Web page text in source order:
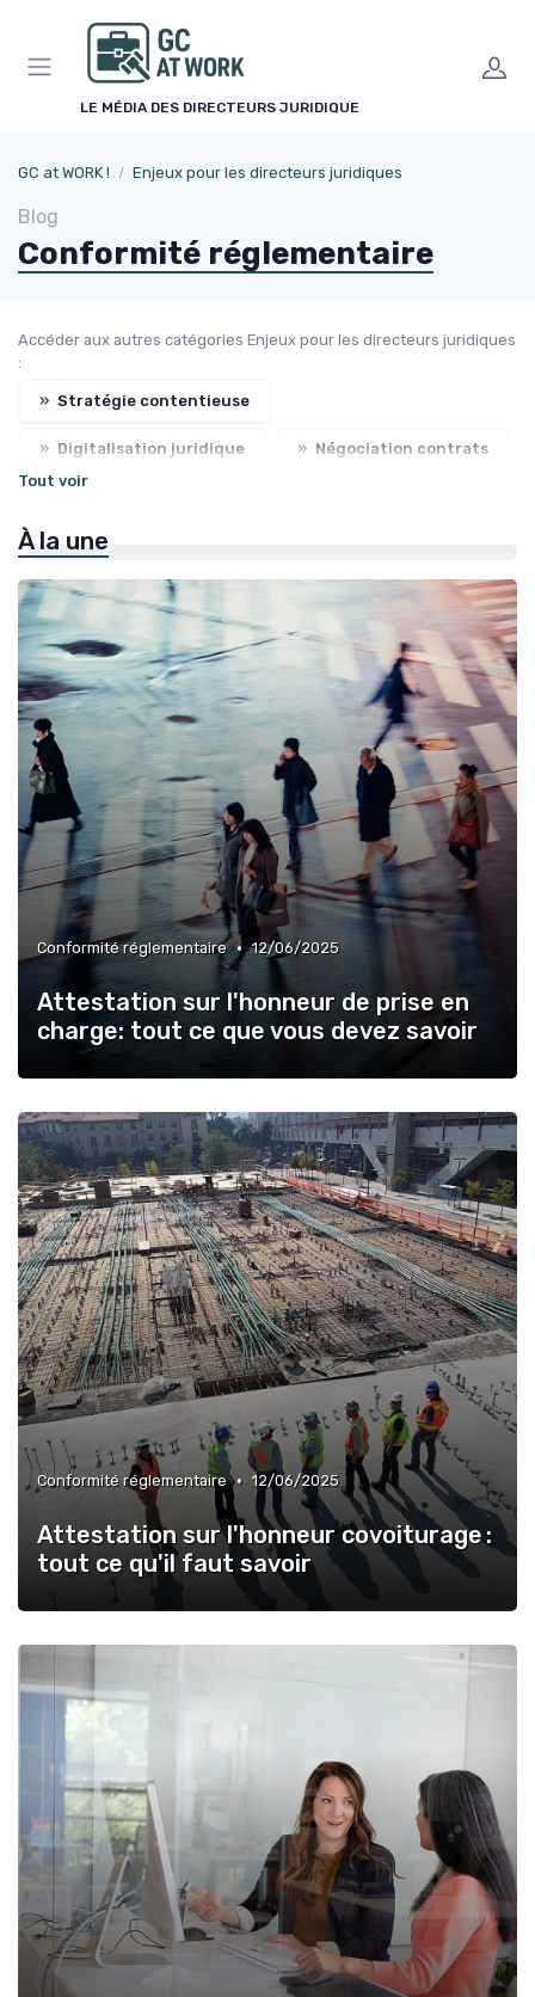
LE MÉDIA DES DIRECTEURS JURIDIQUE
GC at WORK ! Enjeux pour les directeurs juridiques
Blog
Conformité réglementaire
Accéder aux autres catégories Enjeux pour les directeurs juridiques
:
» Stratégie contentieuse
» Digitalisation juridique » Négociation contrats
» Protection intellectuelle
» Veille législative
Tout voir
À la une
Conformité réglementaire • 12/06/2025
Attestation sur l'honneur de prise en
charge: tout ce que vous devez savoir
Conformité réglementaire • 12/06/2025
Attestation sur l'honneur covoiturage :
tout ce qu'il faut savoir